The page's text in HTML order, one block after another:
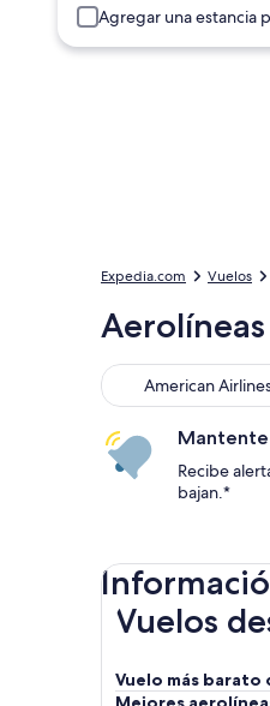
Agregar una estancia
Expedia.com Vuelos
American
Recibe
bajan.*
Vuelos
Vuelo más barato